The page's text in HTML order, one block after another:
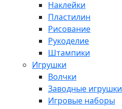
Наклейки
Пластилин
Рисование
Рукоделие
Штампики
Игрушки
Волчки
Заводные игрушки
Игровые наборы